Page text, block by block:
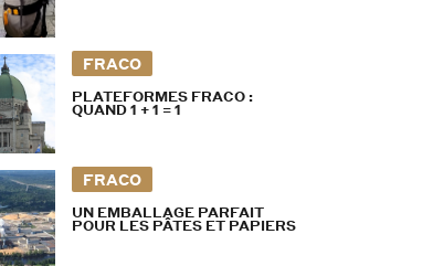
FRACO
PLATEFORMES FRACO :
QUAND 1 + 1 = 1
FRACO
UN EMBALLAGE PARFAIT
POUR LES PÂTES ET PAPIERS